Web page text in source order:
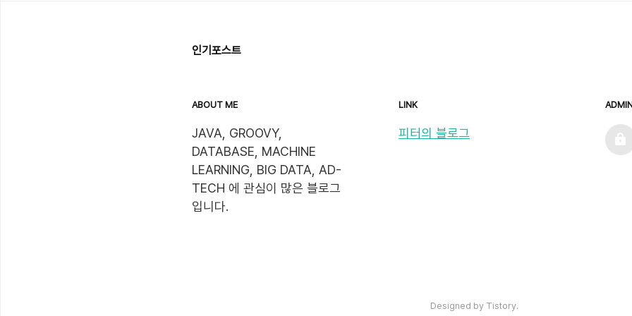
인기포스트
ABOUT ME
JAVA, GROOVY,
DATABASE, MACHINE
LEARNING, BIG DATA, AD-
TECH 에 관심이 많은 블로그
입니다.
LINK
피터의 블로그 admin
Designed by Tistory.